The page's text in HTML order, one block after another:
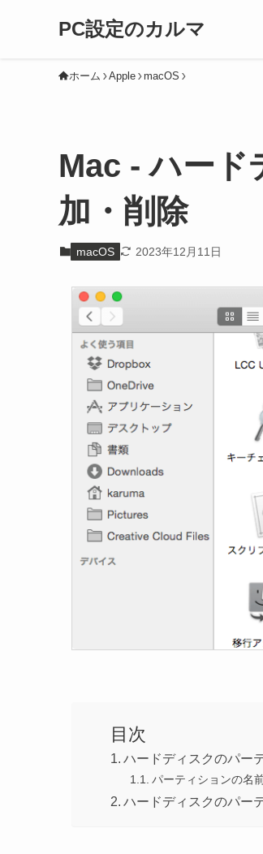
PC設定のカルマ
ホーム Apple macOS
Mac - ハード
加・削除
macOS 2023年12月11日
目次
ハードディスクのパー
パーティションの名
ハードディスクのパー